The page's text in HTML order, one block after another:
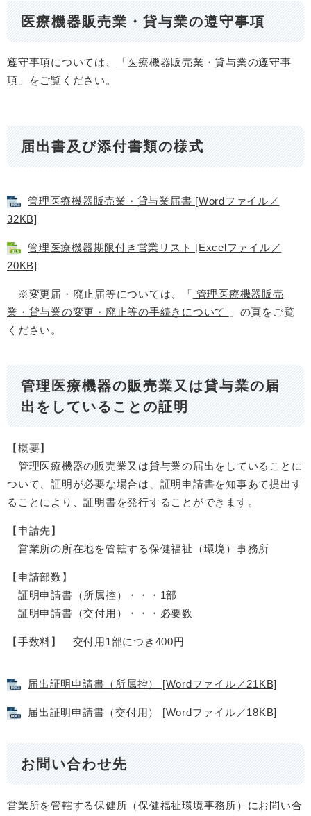
医療機器販売業・貸与業の遵守事項
遵守事項については、
「医療機器販売業・貸与業の遵守事
項」
をご覧ください。
届出書及び添付書類の様式
管理医療機器販売業・貸与業届書 [Wordファイル／
32KB]
管理医療機器期限付き営業リスト [Excelファイル／
20KB]
※変更届・廃止届等については、「 管理医療機器販売
業・貸与業の変更・廃止等の手続きについて
」の頁をご覧
ください。
管理医療機器の販売業又は貸与業の届
出をしていることの証明
【概要】
管理医療機器の販売業又は貸与業の届出をしていることに
ついて、証明が必要な場合は、証明申請書を知事あて提出す
ることにより、証明書を発行することができます。
【申請先】
営業所の所在地を管轄する保健福祉（環境）事務所
【申請部数】
証明申請書（所属控）・・・1部
証明申請書（交付用）・・・必要数
【手数料】 交付用1部につき400円
届出証明申請書（所属控） [Wordファイル／21KB]
届出証明申請書（交付用） [Wordファイル／18KB]
お問い合わせ先
営業所を管轄する保健所（保健福祉環境事務所） にお問い合